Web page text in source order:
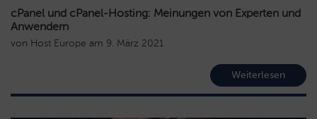
cPanel und cPanel-Hosting: Meinungen von Experten und
Anwendern
von Host Europe am 9. März 2021
Weiterlesen